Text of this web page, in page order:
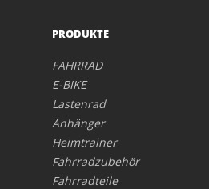
PRODUKTE
FAHRRAD
E-BIKE
Lastenrad
Anhänger
Heimtrainer
Fahrradzubehör
Fahrradteile